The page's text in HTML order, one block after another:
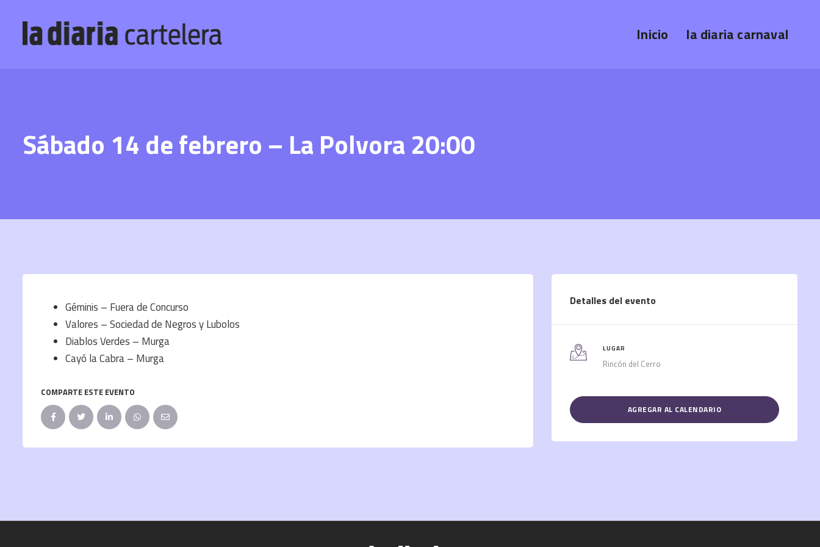
Inicio la diaria carnaval
Sábado 14 de febrero – La Polvora 20:00
Géminis – Fuera de Concurso
Valores – Sociedad de Negros y Lubolos
Diablos Verdes – Murga
Cayó la Cabra – Murga
COMPARTE ESTE EVENTO
Detalles del evento
LUGAR
Rincón del Cerro
AGREGAR AL CALENDARIO